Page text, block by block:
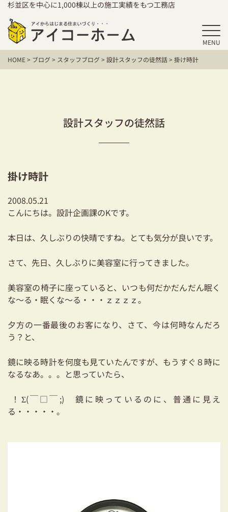
杉並区を中心に1,000棟以上の施工実績をもつ工務店
MENU
HOME
アイコーホームの家づくり
お客様の声
保証／アフターサポート
建て替えをお考えの方
耐震対策も安心の家づくり
リフォーム・リノベーションをお考えの方
必見！土地からお探しの方へ
資金計画についてのご相談
ショールーム
お知らせ
採用情報
HOME> ブログ> スタッフブログ>設計スタッフの徒然話>掛け時計
設計スタッフの徒然話
掛け時計
2008.05.21
こんにちは。設計企画課のKです。
本日は、久しぶりの快晴ですね。とても気分が良いです。
さて、先日、久しぶりに美容室に行ってきました。
美容室の椅子に座っていると、いつも何だかだんだん眠く
な～る・眠くな～る・・・ｚｚｚｚ。
夕方の一番最後のお客になり、さて、今は何時なんだろ
う？と、
鏡に映る時計を何度も見ていたんですが、もうすぐ８時に
なるなあ。。。と思っていたら、
！Σ(￣□￣;) 鏡に映っているのに、普通に見え
る・・・・・。